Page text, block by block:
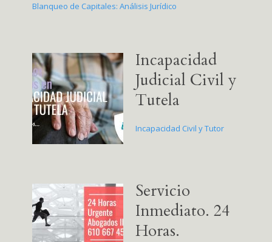
Blanqueo de Capitales: Análisis Jurídico
Incapacidad
Judicial Civil y
Tutela
Incapacidad Civil y Tutor
Servicio
Inmediato. 24
Horas.